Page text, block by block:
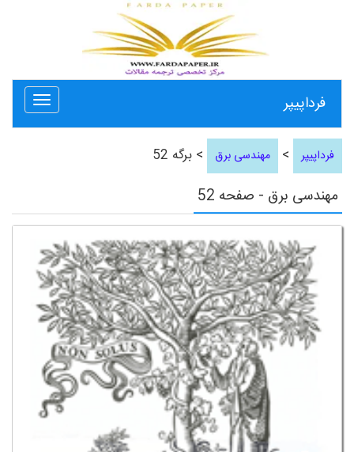
Toggle
فرداپیپر
فرداپیپر > مهندسی برق > برگه 52
مهندسی برق - صفحه 52